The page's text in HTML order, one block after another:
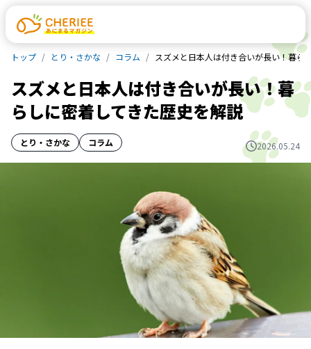
トップ とり・さかな コラム スズメと日本人は付き合いが長い！暮ら
スズメと日本人は付き合いが長い！暮
らしに密着してきた歴史を解説
とり・さかな コラム 2026.05.24